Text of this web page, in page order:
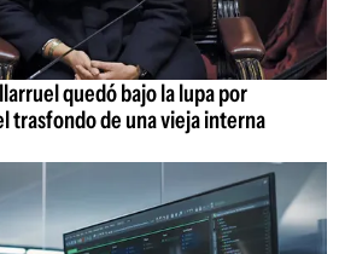
quedó bajo la lupa por
trasfondo de una vieja interna